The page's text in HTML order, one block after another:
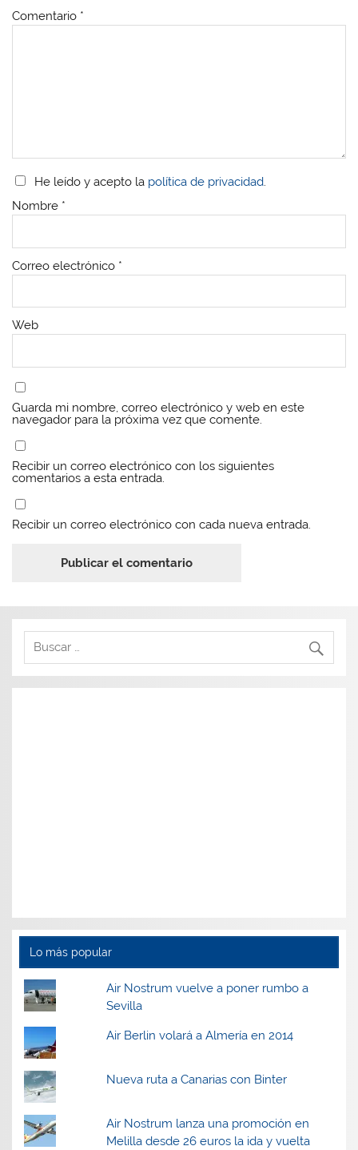
Comentario *
He leído y acepto la política de privacidad.
Nombre *
Correo electrónico *
Web
Guarda mi nombre, correo electrónico y web en este
navegador para la próxima vez que comente.
Recibir un correo electrónico con los siguientes
comentarios a esta entrada.
Recibir un correo electrónico con cada nueva entrada.
Lo más popular
Air Nostrum vuelve a poner rumbo a
Sevilla
Air Berlin volará a Almería en 2014
Nueva ruta a Canarias con Binter
Air Nostrum lanza una promoción en
Melilla desde 26 euros la ida y vuelta